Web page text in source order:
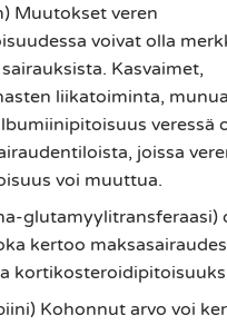
Muutokset veren
voivat olla
Kasvaimet,
liikatoiminta,
veressä
joissa
voi muuttua.
glutamyylitransferaasi)
kertoo
Kohonnut arvo voi